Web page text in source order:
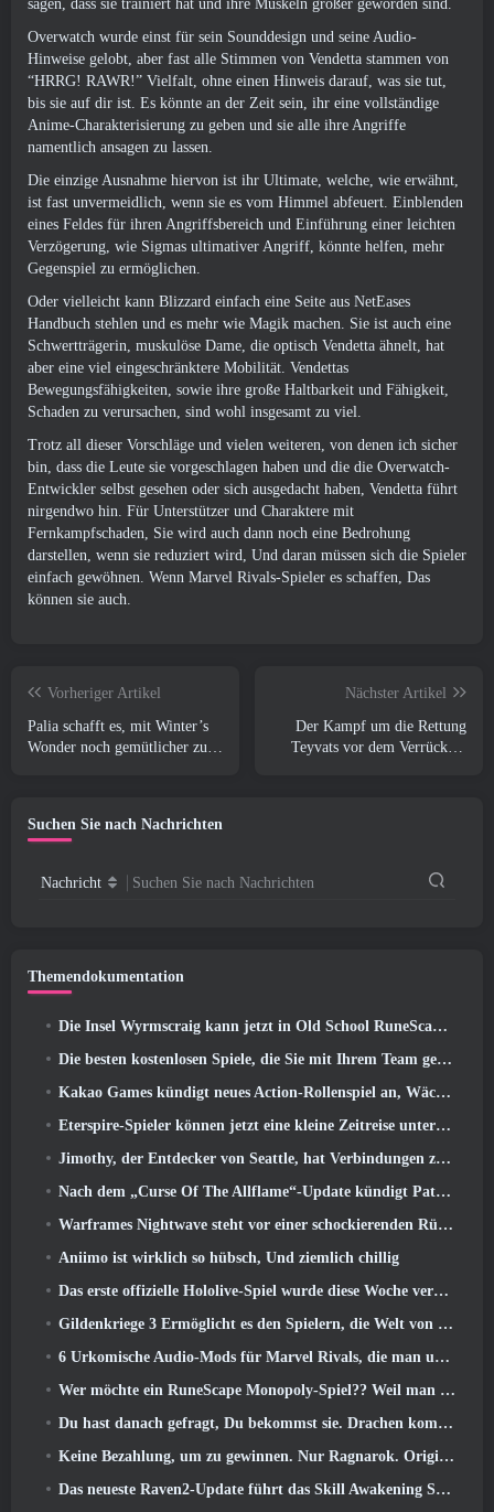
sagen, dass sie trainiert hat und ihre Muskeln größer geworden sind.
Overwatch wurde einst für sein Sounddesign und seine Audio-
Hinweise gelobt, aber fast alle Stimmen von Vendetta stammen von
“HRRG! RAWR!” Vielfalt, ohne einen Hinweis darauf, was sie tut,
bis sie auf dir ist. Es könnte an der Zeit sein, ihr eine vollständige
Anime-Charakterisierung zu geben und sie alle ihre Angriffe
namentlich ansagen zu lassen.
Die einzige Ausnahme hiervon ist ihr Ultimate, welche, wie erwähnt,
ist fast unvermeidlich, wenn sie es vom Himmel abfeuert. Einblenden
eines Feldes für ihren Angriffsbereich und Einführung einer leichten
Verzögerung, wie Sigmas ultimativer Angriff, könnte helfen, mehr
Gegenspiel zu ermöglichen.
Oder vielleicht kann Blizzard einfach eine Seite aus NetEases
Handbuch stehlen und es mehr wie Magik machen. Sie ist auch eine
Schwertträgerin, muskulöse Dame, die optisch Vendetta ähnelt, hat
aber eine viel eingeschränktere Mobilität. Vendettas
Bewegungsfähigkeiten, sowie ihre große Haltbarkeit und Fähigkeit,
Schaden zu verursachen, sind wohl insgesamt zu viel.
Trotz all dieser Vorschläge und vielen weiteren, von denen ich sicher
bin, dass die Leute sie vorgeschlagen haben und die die Overwatch-
Entwickler selbst gesehen oder sich ausgedacht haben, Vendetta führt
nirgendwo hin. Für Unterstützer und Charaktere mit
Fernkampfschaden, Sie wird auch dann noch eine Bedrohung
darstellen, wenn sie reduziert wird, Und daran müssen sich die Spieler
einfach gewöhnen. Wenn Marvel Rivals-Spieler es schaffen, Das
können sie auch.
Vorheriger Artikel
Palia schafft es, mit Winter’s
Wonder noch gemütlicher zu
Nächster Artikel
Der Kampf um die Rettung
Teyvats vor dem Verrückten
Suchen Sie nach Nachrichten
Nachricht Suchen Sie nach Nachrichten
Themendokumentation
Die Insel Wyrmscraig kann jetzt in Old School RuneScape erkundet werden
Die besten kostenlosen Spiele, die Sie mit Ihrem Team genießen können (2026)
Kakao Games kündigt neues Action-Rollenspiel an, Wächterin
Eterspire-Spieler können jetzt eine kleine Zeitreise unternehmen … als Belohnung
Jimothy, der Entdecker von Seattle, hat Verbindungen zu ArenaNet, Also fügen sie es natürlich zu Guild Wars hinzu 2
Nach dem „Curse Of The Allflame“-Update kündigt Path of Exile mehrere Änderungen an, die auf Feedback basieren
Warframes Nightwave steht vor einer schockierenden Rückkehr
Aniimo ist wirklich so hübsch, Und ziemlich chillig
Das erste offizielle Hololive-Spiel wurde diese Woche veröffentlicht
Gildenkriege 3 Ermöglicht es den Spielern, die Welt von Tyria zu erleben, bevor die Drachenältesten erwachten
6 Urkomische Audio-Mods für Marvel Rivals, die man unbedingt ausprobieren muss
Wer möchte ein RuneScape Monopoly-Spiel?? Weil man unterwegs ist
Du hast danach gefragt, Du bekommst sie. Drachen kommen online nach Albion
Keine Bezahlung, um zu gewinnen. Nur Ragnarok. Origin Classic erscheint im Juli 23
Das neueste Raven2-Update führt das Skill Awakening System ein, Geben Sie den Spielern mehr Möglichkeiten, ihre Fähigkeiten zu verbessern